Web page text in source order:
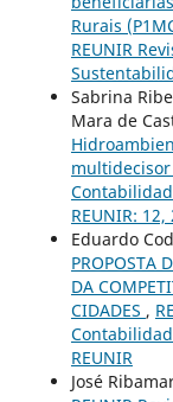
Rurais
REUNIR
Sabrina
Mara de
multidecisor
REUNIR: 12,
Eduardo
PROPOSTA
DA
CIDADES ,
REUNIR
José